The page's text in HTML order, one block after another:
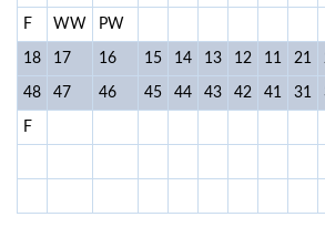
F WW PW
18 17 16 15 14 13 12 11 21
48 47 46 45 44 43 42 41 31
F